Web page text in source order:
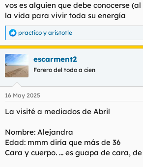
Relato del encuentro
Ducha y empezamos. Tiene una energía
francés, dedicado como dijo el
está incluido hasta el final en el precio.
Tiene un cuerpo espectacular, se mueve
como tú quieres, en todas las posturas. Le
posiciones.
Pero las tetas… no sé. Son operadas y ella
por eso tiene un cuerpo muy bueno y
Pero aparte de eso, muy buena opción.
cada persona tiene que probar una chica
fitness, tatuajes, labios ROJOS y un
vos es alguien que debe conocerse
la vida para vivir toda su energía
R
e
a
c
i
e
:
practico y aristotle
escarment2
Forero del todo a cien
16 May 2025
La visité a mediados de Abril
Nombre: Alejandra
Edad: mmm diría que más de 36
Cara y cuerpo. ... es guapa de cara,